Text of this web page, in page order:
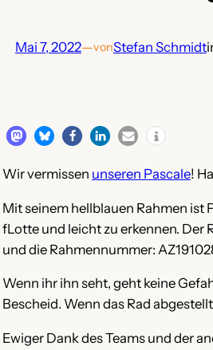
Mai 7, 2022—vonStefan Schmidt
Wir vermissen unseren Pascale!
Mit seinem hellblauen Rahmen ist
fLotte und leicht zu erkennen. Der
und die Rahmennummer:
Wenn ihr ihn seht, geht keine
Bescheid. Wenn das Rad
Ewiger Dank des Teams und der